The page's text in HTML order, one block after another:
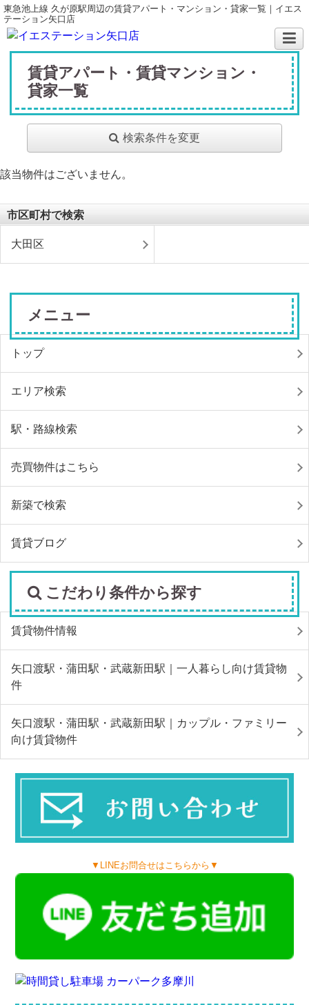
東急池上線 久が原駅周辺の賃貸アパート・マンション・貸家一覧｜イエス
テーション矢口店
賃貸アパート・賃貸マンション・
貸家一覧
検索条件を変更
該当物件はございません。
市区町村で検索
大田区
メニュー
トップ
エリア検索
駅・路線検索
売買物件はこちら
新築で検索
賃貸ブログ
こだわり条件から探す
賃貸物件情報
矢口渡駅・蒲田駅・武蔵新田駅｜一人暮らし向け賃貸物
件
矢口渡駅・蒲田駅・武蔵新田駅｜カップル・ファミリー
向け賃貸物件
▼LINEお問合せはこちらから▼